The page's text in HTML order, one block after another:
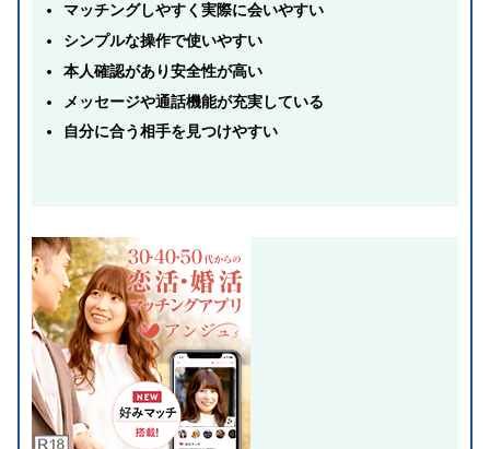
マッチングしやすく実際に会いやすい
シンプルな操作で使いやすい
本人確認があり安全性が高い
メッセージや通話機能が充実している
自分に合う相手を見つけやすい